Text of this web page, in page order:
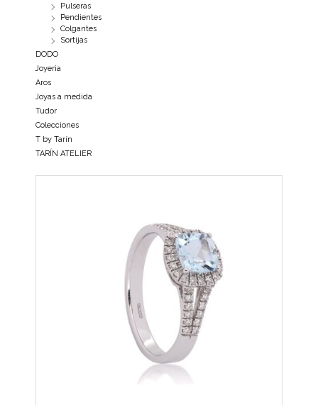
Pulseras
Pendientes
Colgantes
Sortijas
DODO
Joyeria
Aros
Joyas a medida
Tudor
Colecciones
T by Tarín
TARÍN ATELIER